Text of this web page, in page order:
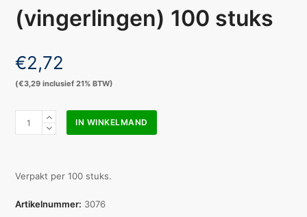
(vingerlingen) 100 stuks
€2,72
(€3,29 inclusief 21% BTW)
Vingercondoom
stuks
IN WINKELMAND
Verpakt per 100 stuks.
Artikelnummer: 3076